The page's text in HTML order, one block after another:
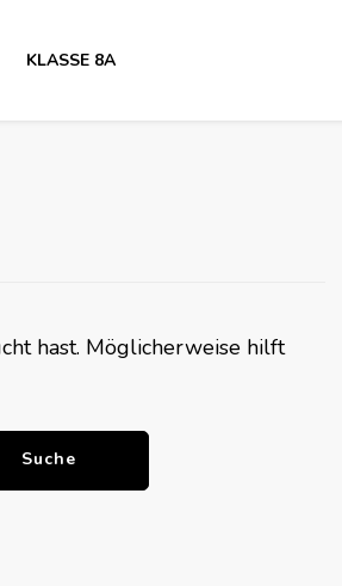
KLASSE 8A
hast. Möglicherweise hilft